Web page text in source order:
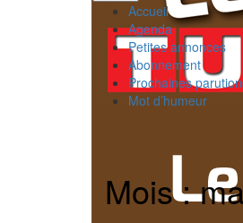
Accueil
Agenda
Petites annonces
Abonnement
Prochaines
Mot d’humeur
Mois :